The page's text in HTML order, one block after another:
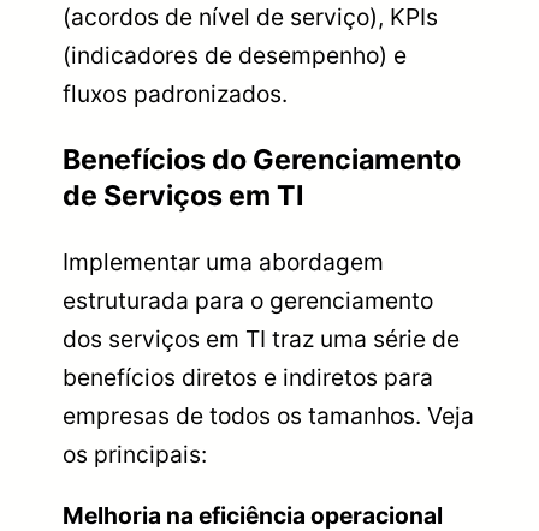
(acordos de nível de serviço), KPIs
(indicadores de desempenho) e
fluxos padronizados.
Benefícios do Gerenciamento
de Serviços em TI
Implementar uma abordagem
estruturada para o gerenciamento
dos serviços em TI traz uma série de
benefícios diretos e indiretos para
empresas de todos os tamanhos. Veja
os principais:
Melhoria na eficiência operacional